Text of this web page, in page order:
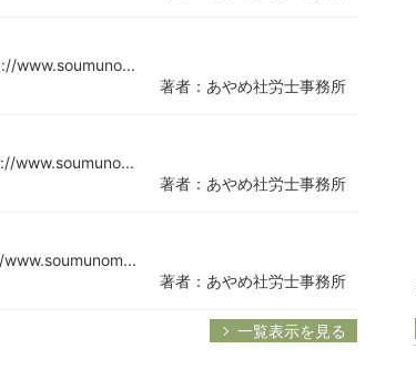
www.soumuno...
著者：あやめ社労士事務所
www.soumuno...
著者：あやめ社労士事務所
著者：あやめ社労士事務所
一覧表示を見る